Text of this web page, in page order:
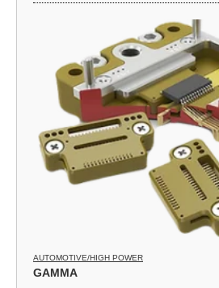
AUTOMOTIVE/HIGH POWER
GAMMA